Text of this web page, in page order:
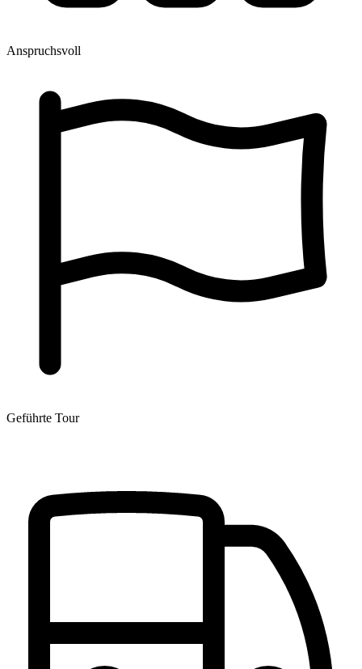
Anspruchsvoll
Geführte Tour